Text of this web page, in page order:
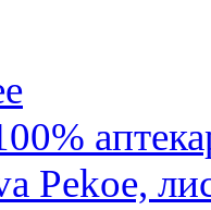
Pekoe,